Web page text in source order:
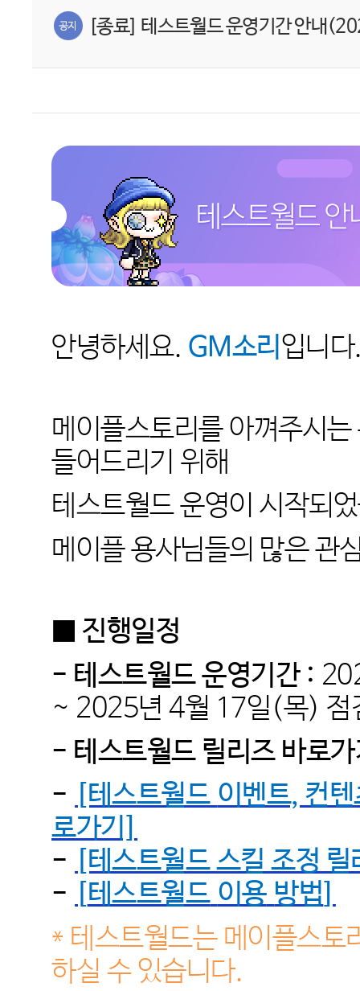
[종료] 테스트월드 운영기간 안내
안녕하세요. GM소리 입니
메이플스토리를 아껴주시
들어드리기 위해
테스트월드 운영이 시작되
메이플 용사님들의 많은 관
■ 진행일정
- 테스트월드 운영기간 :
~ 2025년 4월 17일(목) 점
- 테스트월드 릴리즈 바로
-
[테스트월드 이벤트, 컨
로가기]
-
[테스트월드 스킬 조정
-
테스트월드 이용 방법
* 테스트월드는 메이플스토
하실 수 있습니다.